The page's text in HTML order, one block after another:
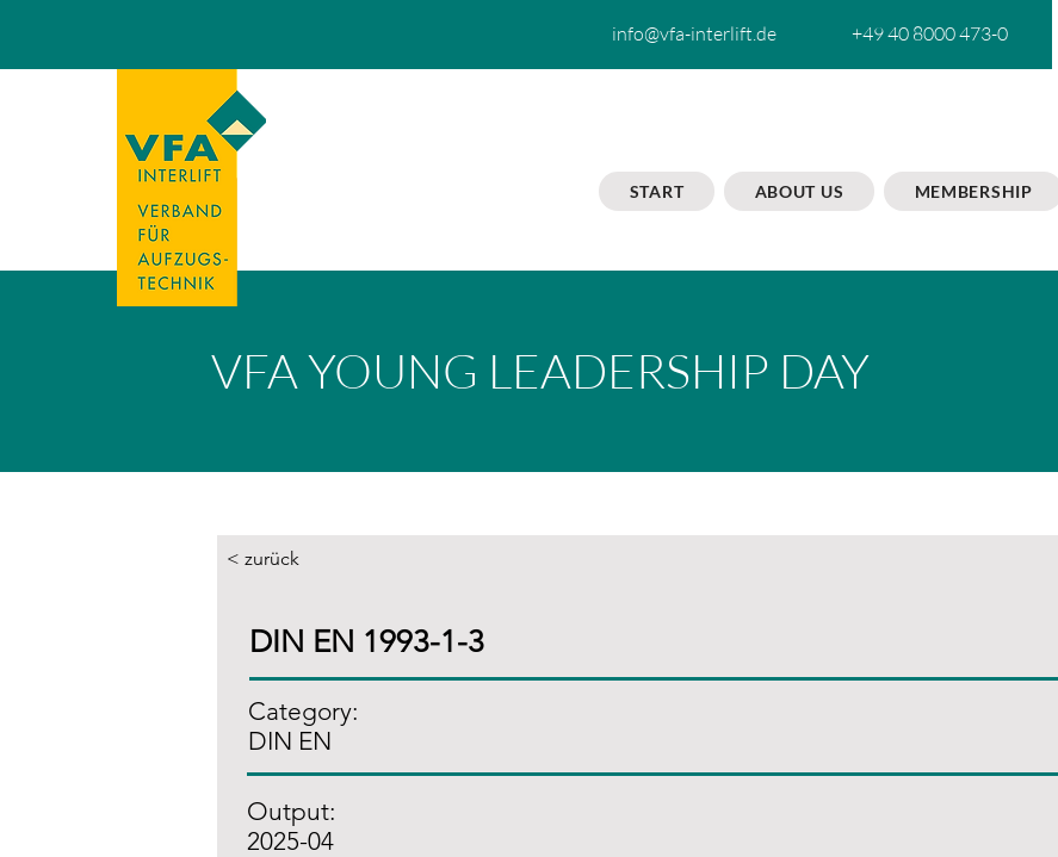
info@vfa-interlift.de +49 40 8000 473-0
START ABOUT US MEMBERSHIP
VFA YOUNG LEADERSHIP DAY
< zurück
DIN EN 1993-1-3
Category:
DIN EN
Output:
2025-04